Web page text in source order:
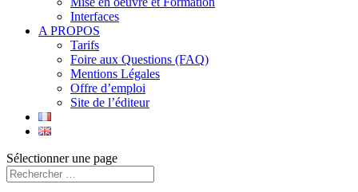
Interfaces
A PROPOS
Tarifs
Foire aux Questions (FAQ)
Mentions Légales
Offre d’emploi
Site de l’éditeur
Sélectionner une page